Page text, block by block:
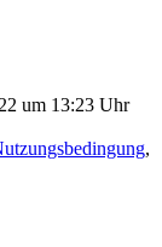
um 13:23 Uhr
,